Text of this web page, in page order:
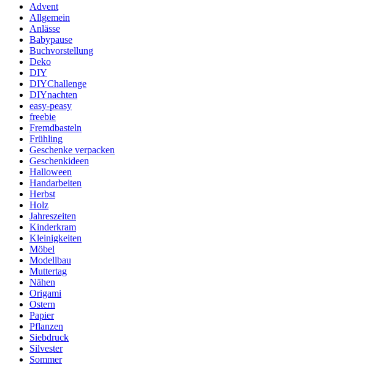
Advent
Allgemein
Anlässe
Babypause
Buchvorstellung
Deko
DIY
DIYChallenge
DIYnachten
easy-peasy
freebie
Fremdbasteln
Frühling
Geschenke verpacken
Geschenkideen
Halloween
Handarbeiten
Herbst
Holz
Jahreszeiten
Kinderkram
Kleinigkeiten
Möbel
Modellbau
Muttertag
Nähen
Origami
Ostern
Papier
Pflanzen
Siebdruck
Silvester
Sommer